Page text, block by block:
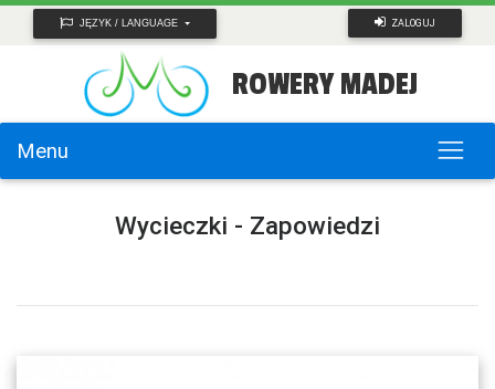
JĘZYK / LANGUAGE ZALOGUJ
ROWERY MADEJ
Menu
Wycieczki - Zapowiedzi